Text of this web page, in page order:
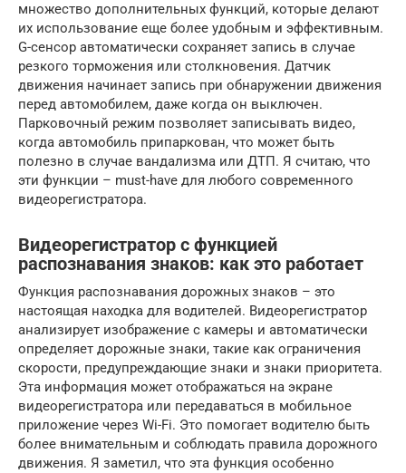
множество дополнительных функций, которые делают
их использование еще более удобным и эффективным.
G-сенсор автоматически сохраняет запись в случае
резкого торможения или столкновения. Датчик
движения начинает запись при обнаружении движения
перед автомобилем, даже когда он выключен.
Парковочный режим позволяет записывать видео,
когда автомобиль припаркован, что может быть
полезно в случае вандализма или ДТП. Я считаю, что
эти функции – must-have для любого современного
видеорегистратора.
Видеорегистратор с функцией
распознавания знаков: как это работает
Функция распознавания дорожных знаков – это
настоящая находка для водителей. Видеорегистратор
анализирует изображение с камеры и автоматически
определяет дорожные знаки, такие как ограничения
скорости, предупреждающие знаки и знаки приоритета.
Эта информация может отображаться на экране
видеорегистратора или передаваться в мобильное
приложение через Wi-Fi. Это помогает водителю быть
более внимательным и соблюдать правила дорожного
движения. Я заметил, что эта функция особенно